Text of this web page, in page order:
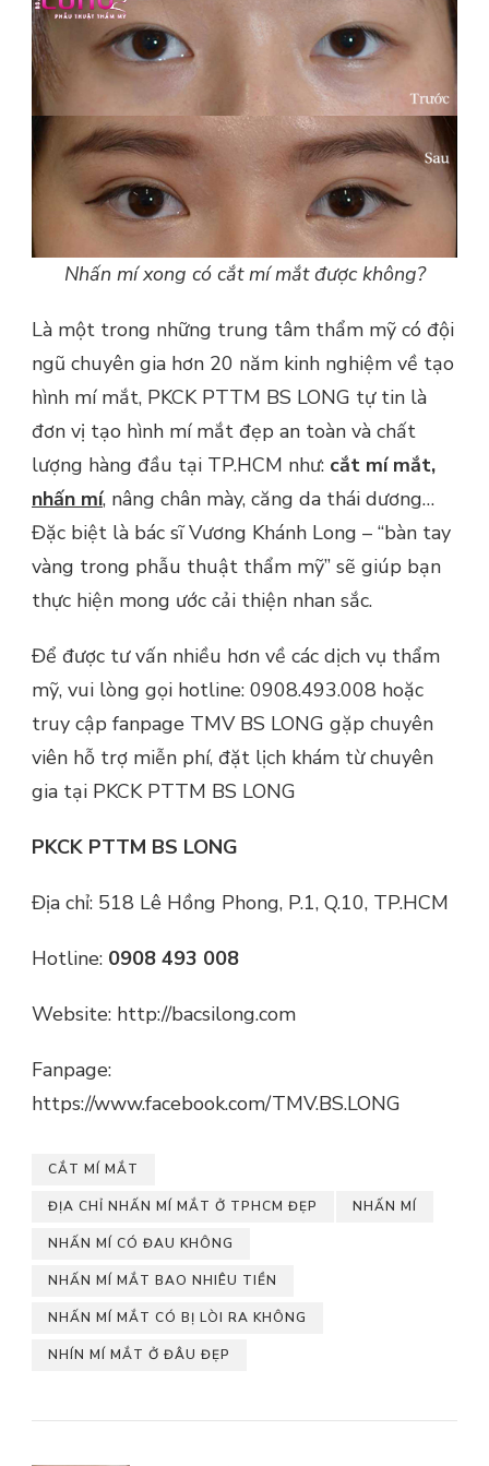
Nhấn mí xong có cắt mí mắt được không?
Là một trong những trung tâm thẩm mỹ có đội
ngũ chuyên gia hơn 20 năm kinh nghiệm về tạo
hình mí mắt, PKCK PTTM BS LONG tự tin là
đơn vị tạo hình mí mắt đẹp an toàn và chất
lượng hàng đầu tại TP.HCM như: cắt mí mắt,
nhấn mí, nâng chân mày, căng da thái dương…
Đặc biệt là bác sĩ Vương Khánh Long – “bàn tay
vàng trong phẫu thuật thẩm mỹ” sẽ giúp bạn
thực hiện mong ước cải thiện nhan sắc.
Để được tư vấn nhiều hơn về các dịch vụ thẩm
mỹ, vui lòng gọi hotline: 0908.493.008 hoặc
truy cập fanpage TMV BS LONG gặp chuyên
viên hỗ trợ miễn phí, đặt lịch khám từ chuyên
gia tại PKCK PTTM BS LONG
PKCK PTTM BS LONG
Địa chỉ: 518 Lê Hồng Phong, P.1, Q.10, TP.HCM
Hotline: 0908 493 008
Website: http://bacsilong.com
Fanpage:
https://www.facebook.com/TMV.BS.LONG
CẮT MÍ MẮT
ĐỊA CHỈ NHẤN MÍ MẮT Ở TPHCM ĐẸP NHẤN MÍ
NHẤN MÍ CÓ ĐAU KHÔNG
NHẤN MÍ MẮT BAO NHIÊU TIỀN
NHẤN MÍ MẮT CÓ BỊ LÒI RA KHÔNG
NHÍN MÍ MẮT Ở ĐÂU ĐẸP